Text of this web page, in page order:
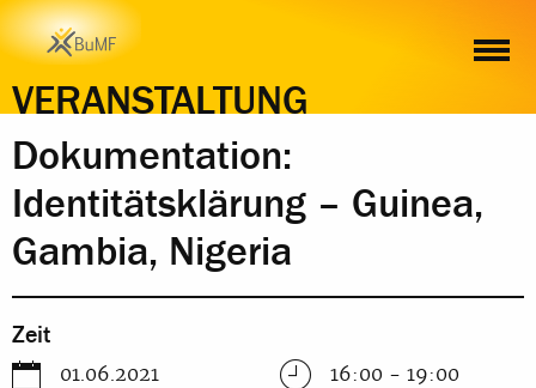
VERANSTALTUNG
ZEIT ORT
Dokumentation:
Identitätsklärung – Guinea,
Gambia, Nigeria
Zeit
01.06.2021 16:00 - 19:00